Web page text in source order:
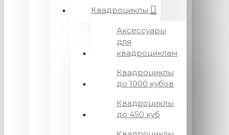
Квадроциклы
Аксессуары
для
квадроциклам
Квадроциклы
до 1000 кубов
Квадроциклы
до 450 куб